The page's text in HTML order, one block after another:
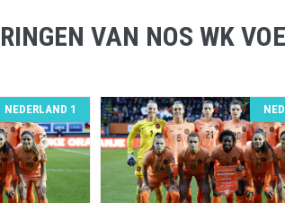
VAN NOS WK
NEDERLAND 1